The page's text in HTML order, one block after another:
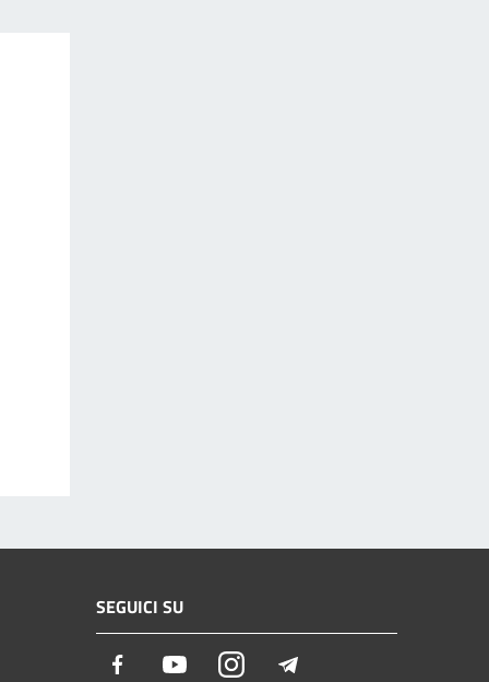
SEGUICI SU
Facebook YoutubeInstagram